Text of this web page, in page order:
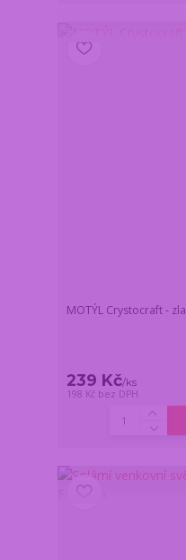
MOTÝL Crystocraft -
239 Kč/ks
198 Kč bez DPH